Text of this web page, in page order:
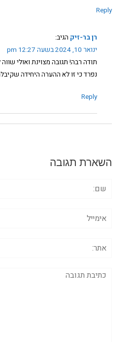
Reply
רן בר-זיק הגיב:
ינואר 10, 2024 בשעה 12:27 pm
תודה רבה! תגובה מצוינת ואולי
נפרד כי זו לא ההערה היחידה
Reply
השארת תגובה
תגובה